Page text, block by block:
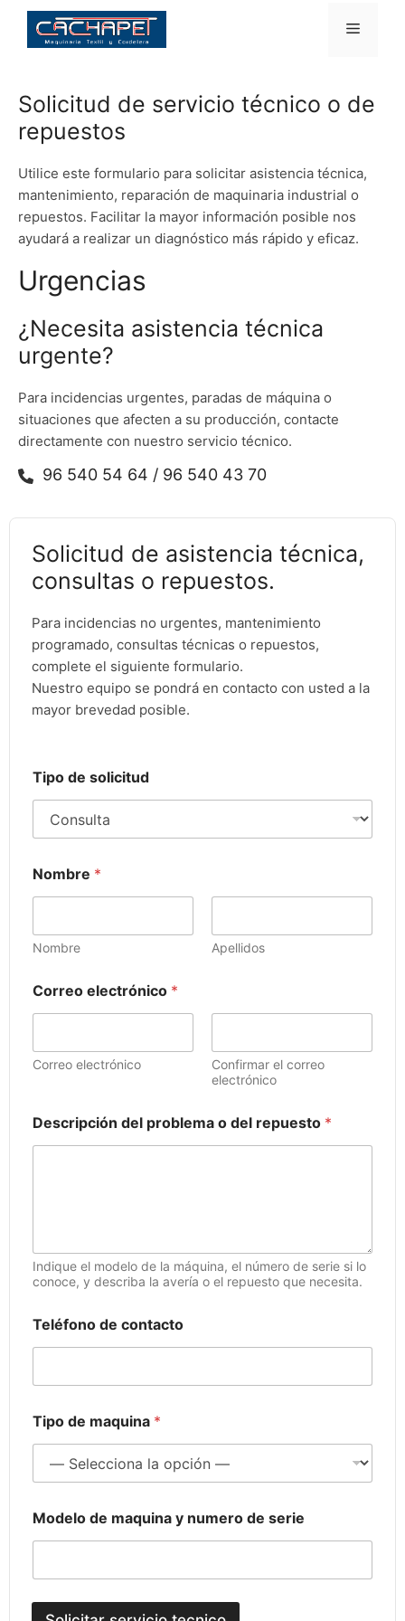
Saltar
Menú
Solicitud de servicio técnico o de
repuestos
Utilice este formulario para solicitar asistencia técnica,
mantenimiento, reparación de maquinaria industrial o
repuestos. Facilitar la mayor información posible nos
ayudará a realizar un diagnóstico más rápido y eficaz.
Urgencias
¿Necesita asistencia técnica
urgente?
Para incidencias urgentes, paradas de máquina o
situaciones que afecten a su producción, contacte
directamente con nuestro servicio técnico.
96 540 54 64 / 96 540 43 70
Solicitud de asistencia técnica,
consultas o repuestos.
Para incidencias no urgentes, mantenimiento
programado, consultas técnicas o repuestos,
complete el siguiente formulario.
Nuestro equipo se pondrá en contacto con usted a la
mayor brevedad posible.
Tipo de solicitud
Nombre *
Nombre Apellidos
Correo electrónico *
Correo electrónico
Confirmar el correo
electrónico
e
N
e
l
Descripción del problema o del repuesto *
Indique el modelo de la máquina, el número de serie si lo
conoce, y describa la avería o el repuesto que necesita.
Teléfono de contacto
Tipo de maquina *
Modelo de maquina y numero de serie